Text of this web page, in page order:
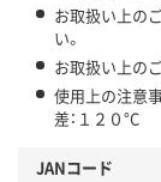
お取扱い上の
い。
お取扱い上の
使用上の注意
差：１２０°C
JANコード